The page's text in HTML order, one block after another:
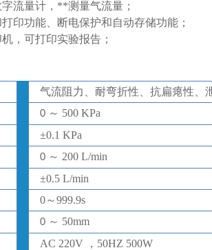
流量计，**测量气流量；
印功能、断电保护和自动存储功能；
，可打印实验报告；
气流阻力、耐弯折性、抗扁瘪性、
0 ～ 500 KPa
±0.1 KPa
0 ～ 200 L/min
±0.5 L/min
0～999.9s
0 ～ 50mm
AC 220V ，50HZ 500W